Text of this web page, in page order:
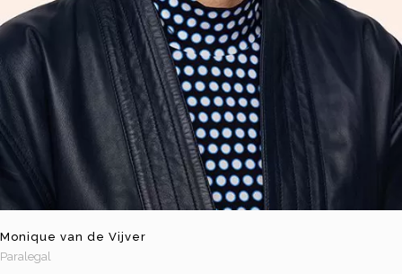
Monique van de Vijver
Paralegal